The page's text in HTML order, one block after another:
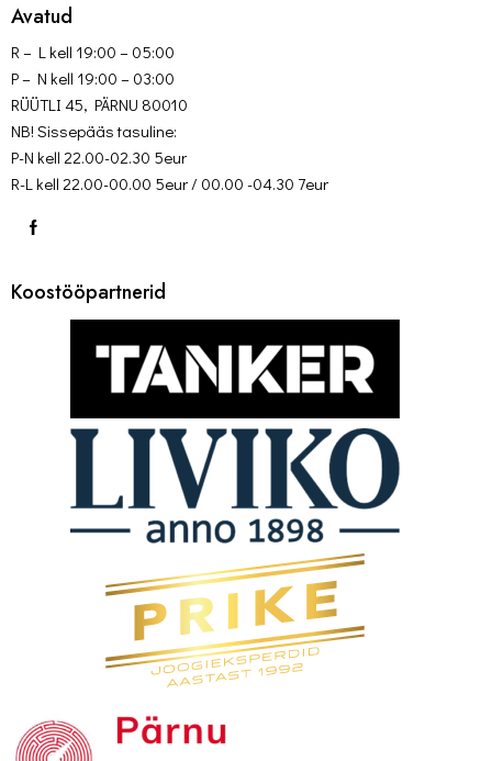
Avatud
R – L kell 19:00 – 05:00
P – N kell 19:00 – 03:00
RÜÜTLI 45, PÄRNU 80010
NB! Sissepääs tasuline:
P-N kell 22.00-02.30 5eur
R-L kell 22.00-00.00 5eur / 00.00 -04.30 7eur
Koostööpartnerid